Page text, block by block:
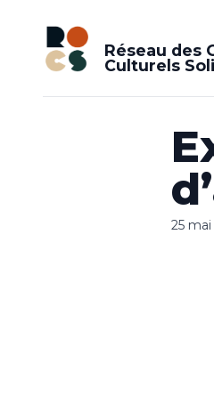
Réseau des
Culturels
25